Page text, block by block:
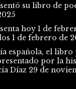
su libro de
hoy 1 de
1 de febrero de
española, el libro
por la
Díaz 29 de